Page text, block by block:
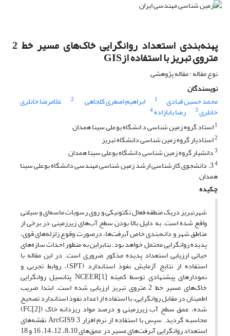
پهنه‌بندی استعداد روانگرایی خاک‌های مسیر خط 2
متروی تبریز با استفاده ازGIS
نوع مقاله : مقاله پژوهشی
نویسندگان
محمد حسین قبادی
1 ابراهیم اصغری کلجاهی 2 غلامرضا خانلری
خانلری3 رضا بابازاده4
1استاد گروه زمین شناسی د انشگاه بوعلی سینا همدان
2استادیار گروه زمین شناسی دانشگاه تبریز
3دانشیار گروه زمین شناسی دانشگاه بوعلی سینا همدان
4 3. دانشجوی کارشناسی ارشد زمین شناسی مهندسی دانشگاه بوعلی سینا
همدان
چکیده
شهرتبریز دریک منطقه فعال تکتونیکی و روی رسوبات ماسه‌ای و سیلتی
واقع شده است. به دلیل بالا بودن سطح آب‌های زیرزمینی در برخی از
مناطق شهر و دانه‌بندی خاص آبرفت‌ها، درصورت وقوع زلزله‌های قوی،
پدیده روانگرایی محتمل خواهد بود. بنابراین به منظور احداث سازه‌های
حیاتی ارزیابی استعداد پدیده مذکور ضروری است. در این مقاله با
استفاده از نتایج آزمایش نفوذ استاندارد (SPT)، روابط تجربی و
نمودارهای پیشنهادی توسط کمیته [1]NCEER پتانسیل روانگرایی
خاک‌های مسیر خط 2 متروی تبریز ارزیابی شده است. ابتدا ضریب
اطمینان در مقابل روانگرایی، با استفاده از اعداد نفوذ استاندارد تصحیح
شده، عمق سطح آب زیرزمینی و درصد مواد ریزدانه خاک (FC[2])
محاسبه گردید. سپس با استفاده از نرم افزار ArcGIS9.3 نقشه‌های
استعداد روانگرایی آبرفت‌های مسیر در عمق‌های 8،10، 12، 14، 16 و 18